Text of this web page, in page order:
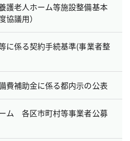
護老人ホーム等施設整備基本
協議用）
に係る契約手続基準(事業者整
費補助金に係る都内示の公表
ム 各区市町村等事業者公募